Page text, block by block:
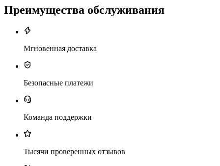
Преимущества обслуживания
Мгновенная доставка
Безопасные платежи
Команда поддержки
Тысячи проверенных отзывов